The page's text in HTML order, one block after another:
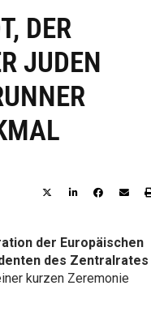
DER
JUDEN
der Europäischen
des Zentralrates
kurzen Zeremonie